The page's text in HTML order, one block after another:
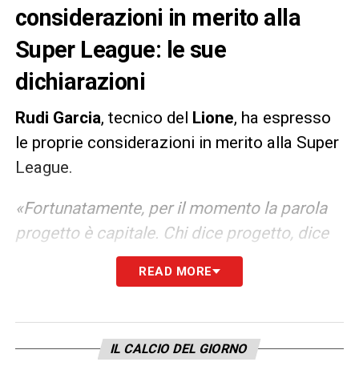
considerazioni in merito alla
Super League: le sue
dichiarazioni
Rudi Garcia, tecnico del Lione, ha espresso
le proprie considerazioni in merito alla Super
League.
«Fortunatamente, per il momento la parola
progetto è capitale. Chi dice progetto, dice
che potrebbe non essere fatto. Spero che
non accada. È molto impopolare, è la morte
per giocare e aspettare le grandi partite ogni
READ MORE
IL CALCIO DEL GIORNO